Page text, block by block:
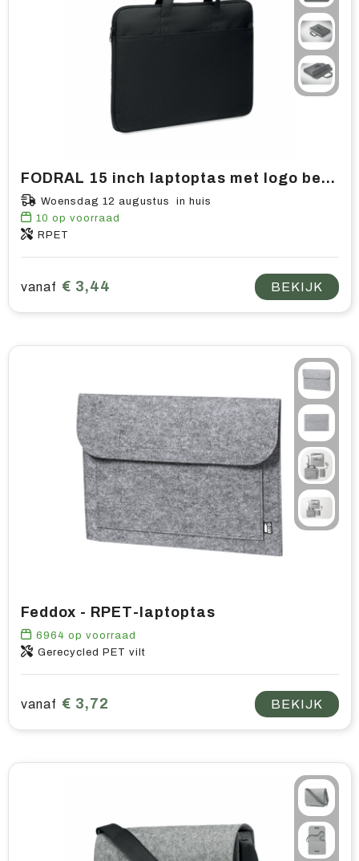
FODRAL 15 inch laptoptas met logo bedrukken | Vanaf 40 stuks
Woensdag 12 augustus in huis
10 op voorraad
RPET
vanaf € 3,44 BEKIJK
Feddox - RPET-laptoptas
6964 op voorraad
Gerecycled PET vilt
vanaf € 3,72 BEKIJK